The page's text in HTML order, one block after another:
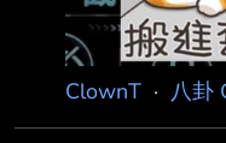
ClownT · 八卦